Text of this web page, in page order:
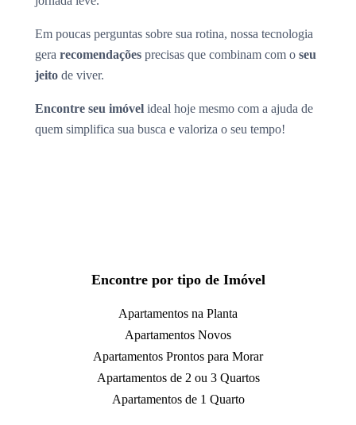
Em poucas perguntas sobre sua rotina, nossa tecnologia
gera recomendações precisas que combinam com o seu
jeito de viver.
Encontre seu imóvel ideal hoje mesmo com a ajuda de
quem simplifica sua busca e valoriza o seu tempo!
Encontre por tipo de Imóvel
Apartamentos na Planta
Apartamentos Novos
Apartamentos Prontos para Morar
Apartamentos de 2 ou 3 Quartos
Apartamentos de 1 Quarto